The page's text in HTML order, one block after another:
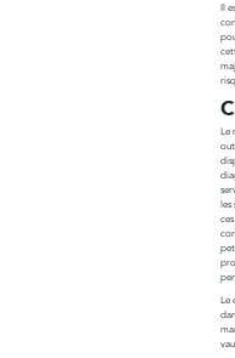
Il
Le
les
Le